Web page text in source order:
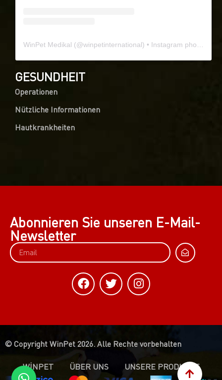
WinPet Medikal (@winpetinternational) • Instagram photos and videos
GESUNDHEIT
Operationen
Nützliche Informationen
Hautkrankheiten
Abonnieren Sie unseren E-Mail-
Newsletter
© Copyright WinPet 2026. Alle Rechte vorbehalten
WİNPET ÜBER UNS UNSERE PRODUKTE